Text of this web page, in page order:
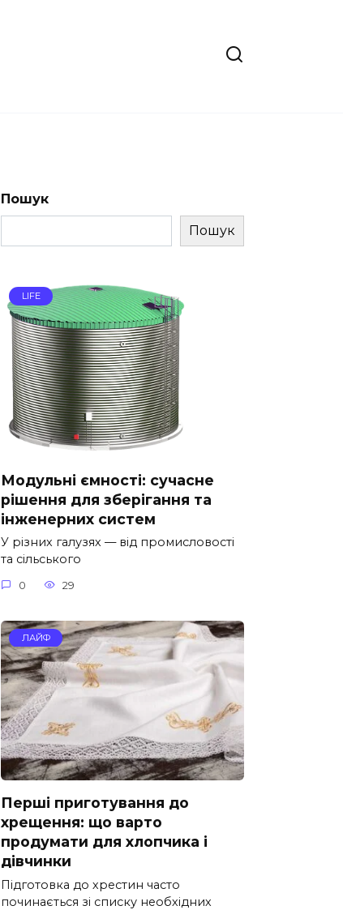
Пошук
Пошук
LIFE
Модульні ємності: сучасне
рішення для зберігання та
інженерних систем
У різних галузях — від промисловості
та сільського
0 29
ЛАЙФ
Перші приготування до
хрещення: що варто
продумати для хлопчика і
дівчинки
Підготовка до хрестин часто
починається зі списку необхідних